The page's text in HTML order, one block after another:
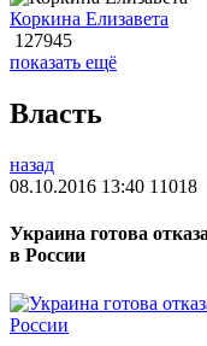
Коркина Елизавета
127945
показать ещё
Власть
назад
08.10.2016 13:40 11018
Украина готова
в России